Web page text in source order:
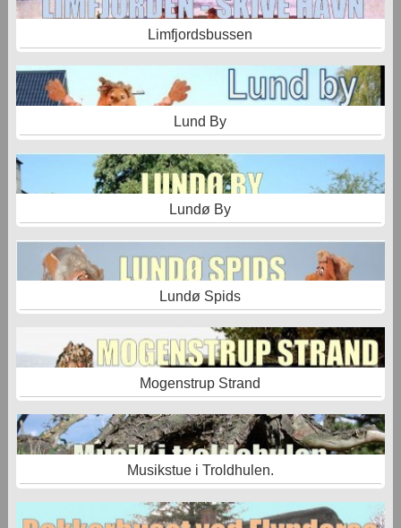
Limfjordsbussen
Lund By
Lundø By
Lundø Spids
Mogenstrup Strand
Musikstue i Troldhulen.